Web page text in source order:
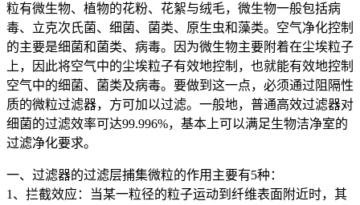
粒有微生物、植物的花粉、花絮与绒毛，微生物一般包括病
毒、立克次氏菌、细菌、菌类、原生虫和藻类。空气净化控制
的主要是细菌和菌类、病毒。因为微生物主要附着在尘埃粒子
上，因此将空气中的尘埃粒子有效地控制，也就能有效地控制
空气中的细菌、菌类及病毒。要做到这一点，必须通过阻隔性
质的微粒过滤器，方可加以过滤。一般地，普通高效过滤器对
细菌的过滤效率可达99.996%，基本上可以满足生物洁净室的
过滤净化要求。
一、过滤器的过滤层捕集微粒的作用主要有5种：
1、拦截效应：当某一粒径的粒子运动到纤维表面附近时，其